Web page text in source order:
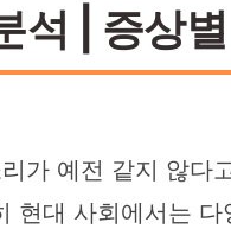
석 | 증상
가 예전 같지 않
현대 사회에서는